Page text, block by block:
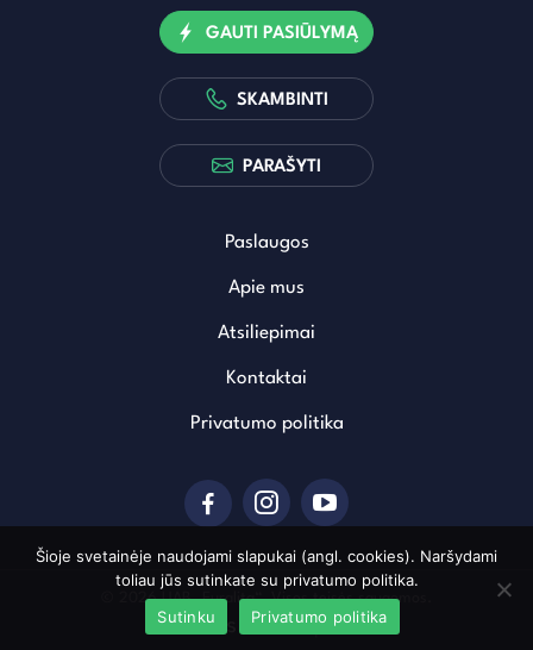
GAUTI PASIŪLYMĄ
SKAMBINTI
PARAŠYTI
Paslaugos
Apie mus
Atsiliepimai
Kontaktai
Privatumo politika
© 2026 UAB „Euralita“. Visos teisės saugomos.
Sukurta:
Šioje svetainėje naudojami slapukai (angl. cookies). Naršydami
toliau jūs sutinkate su privatumo politika.
Sutinku
Privatumo politika